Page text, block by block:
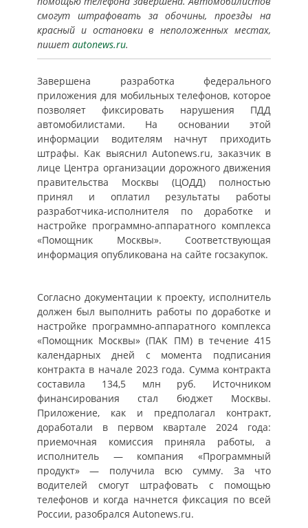
смогут штрафовать за обочины, проезды на
красный и остановки в неположенных местах,
пишет autonews.ru.
Завершена разработка федерального
приложения для мобильных телефонов, которое
позволяет фиксировать нарушения ПДД
автомобилистами. На основании этой
информации водителям начнут приходить
штрафы. Как выяснил Autonews.ru, заказчик в
лице Центра организации дорожного движения
правительства Москвы (ЦОДД) полностью
принял и оплатил результаты работы
разработчика-исполнителя по доработке и
настройке программно-аппаратного комплекса
«Помощник Москвы». Соответствующая
информация опубликована на сайте госзакупок.
Согласно документации к проекту, исполнитель
должен был выполнить работы по доработке и
настройке программно-аппаратного комплекса
«Помощник Москвы» (ПАК ПМ) в течение 415
календарных дней с момента подписания
контракта в начале 2023 года. Cумма контракта
составила 134,5 млн руб. Источником
финансирования стал бюджет Москвы.
Приложение, как и предполагал контракт,
доработали в первом квартале 2024 года:
приемочная комиссия приняла работы, а
исполнитель — компания «Программный
продукт» — получила всю сумму. За что
водителей смогут штрафовать с помощью
телефонов и когда начнется фиксация по всей
России, разобрался Autonews.ru.